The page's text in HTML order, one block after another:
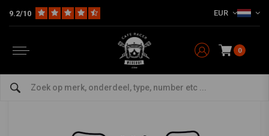
9.2/10 EUR
0
The Workshop Carburateur Revisie Set van All Balls
bekijk alles van All Balls
Carburateur Revisie Set Model 26-1626